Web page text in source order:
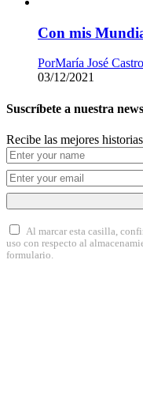
Con mis
PorMaría José
03/12/2021
Suscríbete a nuestra
Recibe las mejores
Al marcar esta casilla,
uso con respecto al
formulario.